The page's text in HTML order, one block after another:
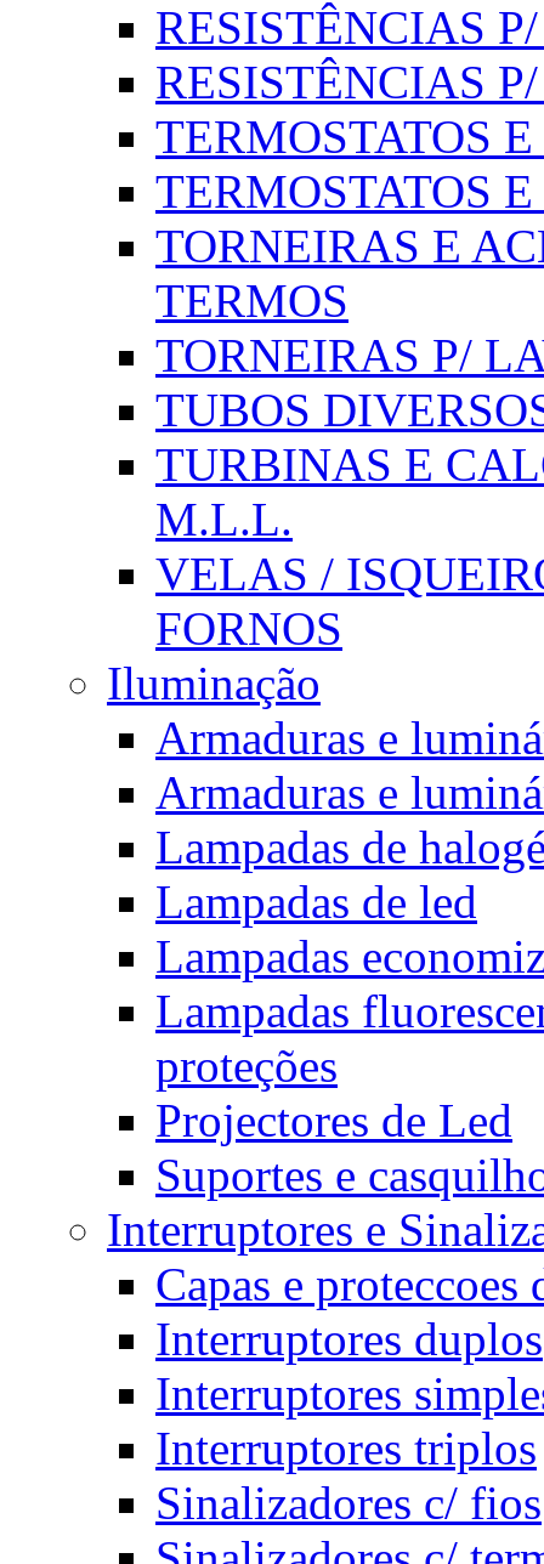
RESISTÊNCIAS
RESISTÊNCIAS
TERMOSTATOS
TERMOSTATOS
TORNEIRAS E
TERMOS
TORNEIRAS P/
TUBOS
TURBINAS E
M.L.L.
VELAS /
FORNOS
Iluminação
Armaduras e
Armaduras e
Lampadas de
Lampadas de led
Lampadas
Lampadas
proteções
Projectores de Led
Suportes e
Interruptores e
Capas e
Interruptores duplos
Interruptores
Interruptores triplos
Sinalizadores c/ fios